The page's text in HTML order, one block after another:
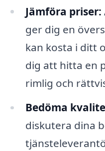
Jämföra priser:
ger dig en
kan kosta i ditt
dig att hitta en
rimlig och
Bedöma
diskutera dina